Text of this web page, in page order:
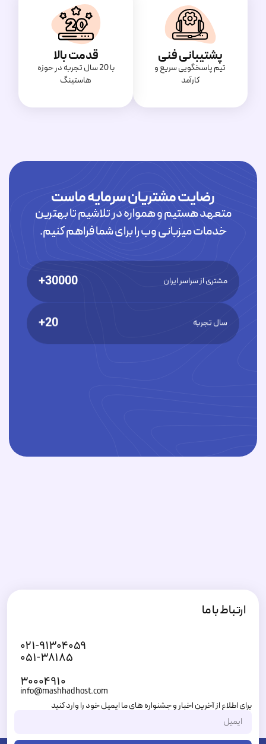
پشتیبانی فنی
تیم پاسخگویی سریع و
کارآمد
قدمت بالا
با 20 سال تجربه در حوزه
هاستینگ
رضایت مشتریان سرمایه ماست
متعهد هستیم و همواره در تلاشیم تا بهترین
خدمات میزبانی وب را برای شما فراهم کنیم.
مشتری از سراسر ایران 30000+
سال تجربه 20+
ارتباط با ما
۰۲۱-۹۱۳۰۴۰۵۹
۰۵۱-۳۸۱۸۵
۳۰۰۰۴۹۱۰
info@mashhadhost.com
برای اطلاع از آخرین اخبار و جشنواره های ما ایمیل خود را وارد کنید